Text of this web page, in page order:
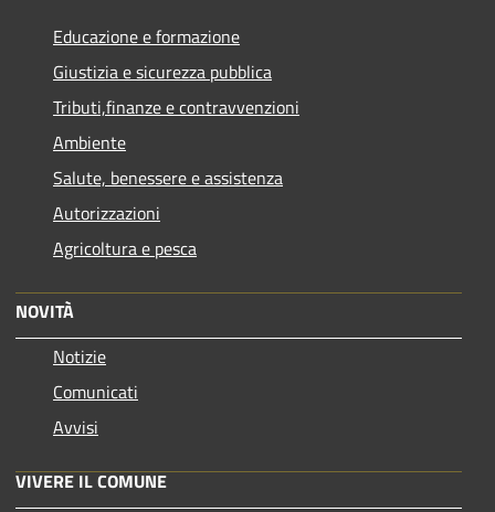
Educazione e formazione
Giustizia e sicurezza pubblica
Tributi,finanze e contravvenzioni
Ambiente
Salute, benessere e assistenza
Autorizzazioni
Agricoltura e pesca
NOVITÀ
Notizie
Comunicati
Avvisi
VIVERE IL COMUNE